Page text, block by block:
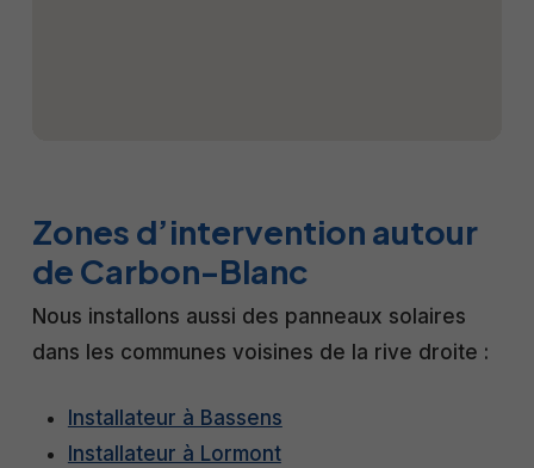
Zones d’intervention autour
de Carbon-Blanc
Nous installons aussi des panneaux solaires
dans les communes voisines de la rive droite :
Installateur à Bassens
Installateur à Lormont